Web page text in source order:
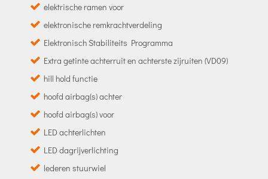
elektrische ramen voor
elektronische remkrachtverdeling
Elektronisch Stabiliteits Programma
Extra getinte achterruit en achterste zijruiten (VD09)
hill hold functie
hoofd airbag(s) achter
hoofd airbag(s) voor
LED achterlichten
LED dagrijverlichting
lederen stuurwiel